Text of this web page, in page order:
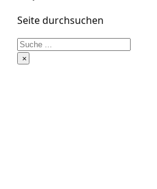
Seite durchsuchen
Suchen
×